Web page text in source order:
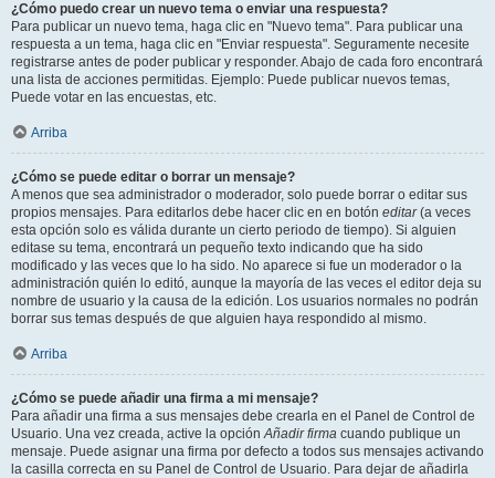
¿Cómo puedo crear un nuevo tema o enviar una respuesta?
Para publicar un nuevo tema, haga clic en "Nuevo tema". Para publicar una
respuesta a un tema, haga clic en "Enviar respuesta". Seguramente necesite
registrarse antes de poder publicar y responder. Abajo de cada foro encontrará
una lista de acciones permitidas. Ejemplo: Puede publicar nuevos temas,
Puede votar en las encuestas, etc.
Arriba
¿Cómo se puede editar o borrar un mensaje?
A menos que sea administrador o moderador, solo puede borrar o editar sus
propios mensajes. Para editarlos debe hacer clic en en botón editar(a veces
esta opción solo es válida durante un cierto periodo de tiempo). Si alguien
editase su tema, encontrará un pequeño texto indicando que ha sido
modificado y las veces que lo ha sido. No aparece si fue un moderador o la
administración quién lo editó, aunque la mayoría de las veces el editor deja su
nombre de usuario y la causa de la edición. Los usuarios normales no podrán
borrar sus temas después de que alguien haya respondido al mismo.
Arriba
¿Cómo se puede añadir una firma a mi mensaje?
Para añadir una firma a sus mensajes debe crearla en el Panel de Control de
Usuario. Una vez creada, active la opciónAñadir firma cuando publique un
mensaje. Puede asignar una firma por defecto a todos sus mensajes activando
la casilla correcta en su Panel de Control de Usuario. Para dejar de añadirla